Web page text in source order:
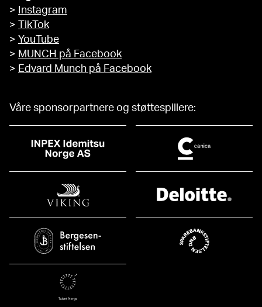
>
Instagram
>
TikTok
> YouTube
> MUNCH på Facebook
> Edvard Munch på Facebook
Våre sponsorpartnere og støttespillere: